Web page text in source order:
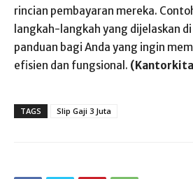
rincian pembayaran mereka.
langkah-langkah yang dijelaskan
panduan bagi Anda yang ingin
efisien dan fungsional.
TAGS Slip Gaji 3 Juta